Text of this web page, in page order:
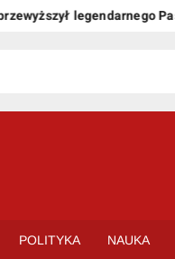
legendarnego Passata
POLITYKA NAUKA